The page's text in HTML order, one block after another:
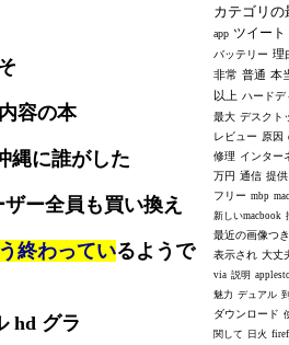
容の本
縄に誰がした
ザー全員も買い換え
終わっているようで
hd グラ
カテゴリの
app ツイート
バッテリー 理
非常 普通 本
以上 ハードデ
最大 デスクト
レビュー 原因
修理 インター
万円 通信 提供
フリー mbp
新しいmacbook
最近の画像つ
表示され 大丈
via 説明
魅力 デュアル
ダウンロード
関して
日火